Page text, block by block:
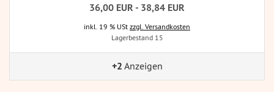
36,00 EUR - 38,84 EUR
inkl. 19 % USt zzgl. Versandkosten
Lagerbestand 15
+2 Anzeigen